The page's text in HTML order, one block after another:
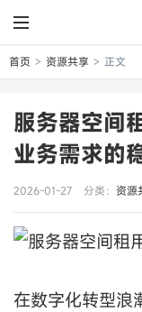
首页 > 资源共享 > 正文
服务器空间
业务需求的
2026-01-27 分类： 资源
在数字化转型浪